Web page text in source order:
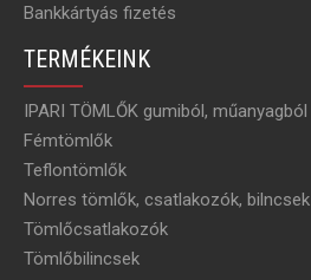
Bankkártyás fizetés
TERMÉKEINK
IPARI TÖMLŐK gumiból, műanyagból
Fémtömlők
Teflontömlők
Norres tömlők, csatlakozók, bilncsek
Tömlőcsatlakozók
Tömlőbilincsek